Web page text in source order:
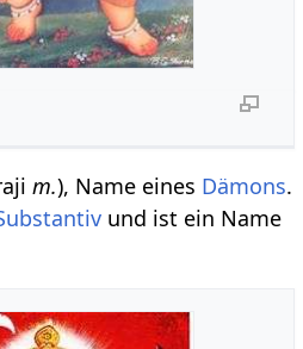
m.), Name eines Dämons.
und ist ein Name